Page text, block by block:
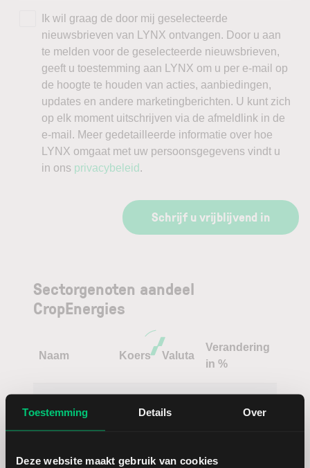
Toestemming Details Over
Deze website maakt gebruik van cookies
Ik wil graag de door mij geselecteerde
nieuwsbrieven van LYNX ontvangen. Door u aan
te melden voor de geselecteerde nieuwsbrieven,
geeft u toestemming aan LYNX om u per e-mail op
de hoogte te houden van acties, aanbiedingen,
updates en andere marketingberichten. U kunt zich
op elk moment uitschrijven via de afmeldlink in de
e-mail. Meer gedetailleerde informatie over hoe
LYNX omgaat met uw persoonsgegevens vindt u
in ons privacybeleid .
Schrijf u vrijblijvend in
Sectorgenoten aandeel
CropEnergies
Naam Koers Valuta
Verandering
in %
MicroTec
Endeavour
USD